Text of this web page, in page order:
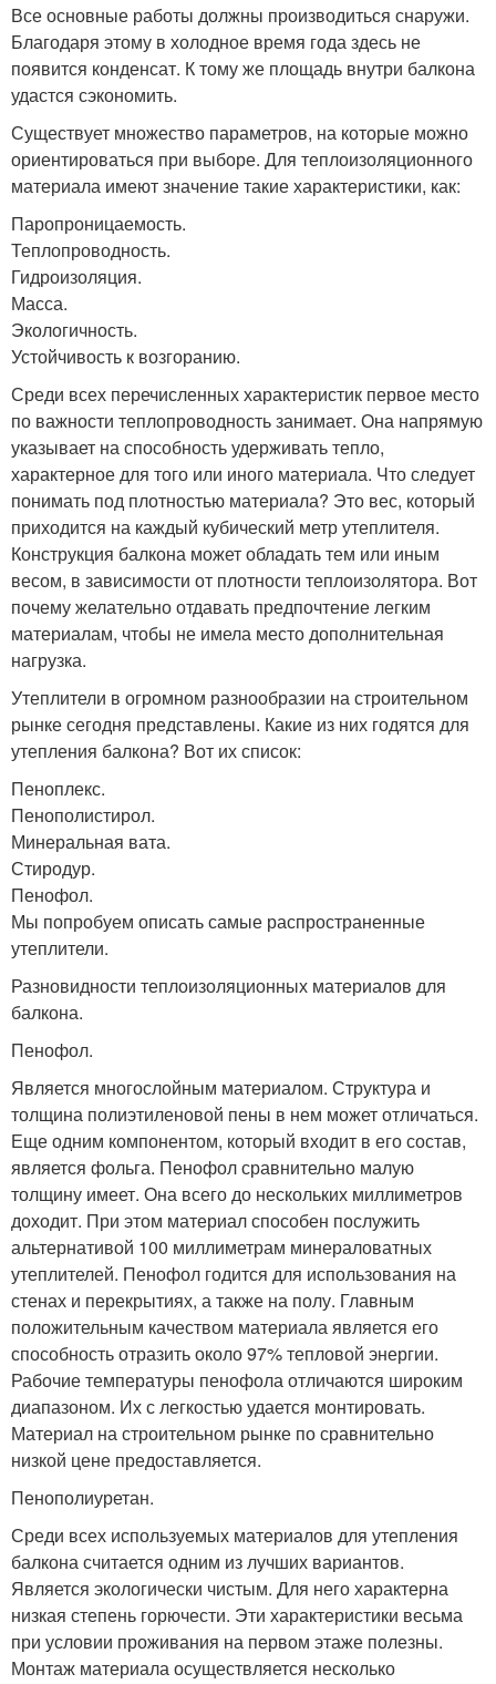
Все основные работы должны производиться снаружи.
Благодаря этому в холодное время года здесь не
появится конденсат. К тому же площадь внутри балкона
удастся сэкономить.
Существует множество параметров, на которые можно
ориентироваться при выборе. Для теплоизоляционного
материала имеют значение такие характеристики, как:
Паропроницаемость.
Теплопроводность.
Гидроизоляция.
Масса.
Экологичность.
Устойчивость к возгоранию.
Среди всех перечисленных характеристик первое место
по важности теплопроводность занимает. Она напрямую
указывает на способность удерживать тепло,
характерное для того или иного материала. Что следует
понимать под плотностью материала? Это вес, который
приходится на каждый кубический метр утеплителя.
Конструкция балкона может обладать тем или иным
весом, в зависимости от плотности теплоизолятора. Вот
почему желательно отдавать предпочтение легким
материалам, чтобы не имела место дополнительная
нагрузка.
Утеплители в огромном разнообразии на строительном
рынке сегодня представлены. Какие из них годятся для
утепления балкона? Вот их список:
Пеноплекс.
Пенополистирол.
Минеральная вата.
Стиродур.
Пенофол.
Мы попробуем описать самые распространенные
утеплители.
Разновидности теплоизоляционных материалов для
балкона.
Пенофол.
Является многослойным материалом. Структура и
толщина полиэтиленовой пены в нем может отличаться.
Еще одним компонентом, который входит в его состав,
является фольга. Пенофол сравнительно малую
толщину имеет. Она всего до нескольких миллиметров
доходит. При этом материал способен послужить
альтернативой 100 миллиметрам минераловатных
утеплителей. Пенофол годится для использования на
стенах и перекрытиях, а также на полу. Главным
положительным качеством материала является его
способность отразить около 97% тепловой энергии.
Рабочие температуры пенофола отличаются широким
диапазоном. Их с легкостью удается монтировать.
Материал на строительном рынке по сравнительно
низкой цене предоставляется.
Пенополиуретан.
Среди всех используемых материалов для утепления
балкона считается одним из лучших вариантов.
Является экологически чистым. Для него характерна
низкая степень горючести. Эти характеристики весьма
при условии проживания на первом этаже полезны.
Монтаж материала осуществляется несколько